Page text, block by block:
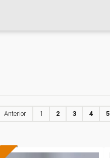
Anterior 1 2 3 4 5